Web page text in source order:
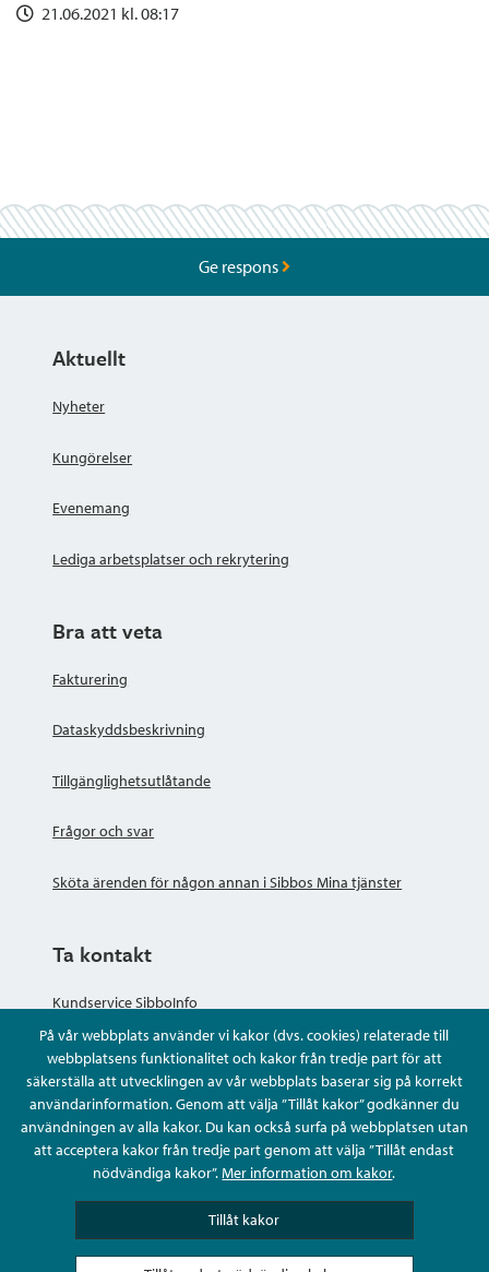
21.06.2021 kl. 08:17
På vår webbplats använder vi kakor (dvs. cookies) relaterade till
webbplatsens funktionalitet och kakor från tredje part för att
säkerställa att utvecklingen av vår webbplats baserar sig på korrekt
användarinformation. Genom att välja ”Tillåt kakor” godkänner du
användningen av alla kakor. Du kan också surfa på webbplatsen utan
att acceptera kakor från tredje part genom att välja ”Tillåt endast
nödvändiga kakor”.Mer information om kakor.
Tillåt kakor
Ge respons
Aktuellt
Nyheter
Kungörelser
Evenemang
Lediga arbetsplatser och rekrytering
Bra att veta
Fakturering
Dataskyddsbeskrivning
Tillgänglighetsutlåtande
Frågor och svar
Sköta ärenden för någon annan i Sibbos Mina tjänster
Ta kontakt
Kundservice SibboInfo
Ge anonym respons
Ställ en fråga eller sköta ditt ärende
Kontaktuppgifter